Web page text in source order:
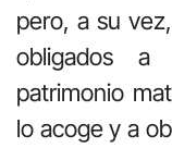
pero, a su
obligados
patrimonio
lo acoge y a